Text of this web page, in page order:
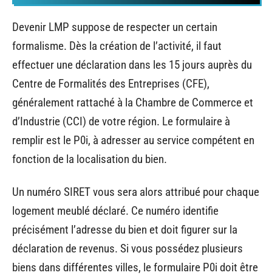
Devenir LMP suppose de respecter un certain
formalisme. Dès la création de l’activité, il faut
effectuer une déclaration dans les 15 jours auprès du
Centre de Formalités des Entreprises (CFE),
généralement rattaché à la Chambre de Commerce et
d’Industrie (CCI) de votre région. Le formulaire à
remplir est le P0i, à adresser au service compétent en
fonction de la localisation du bien.
Un numéro SIRET vous sera alors attribué pour chaque
logement meublé déclaré. Ce numéro identifie
précisément l’adresse du bien et doit figurer sur la
déclaration de revenus. Si vous possédez plusieurs
biens dans différentes villes, le formulaire P0i doit être